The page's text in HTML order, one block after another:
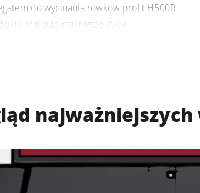
Automatyzacja & Manipulowanie materiałem Zarządzanie projektem
do wycinania rowków profit H500R
i realizuje najkrótsze cykle
przyssawkami o wysokości 100 mm
cykle produkcji